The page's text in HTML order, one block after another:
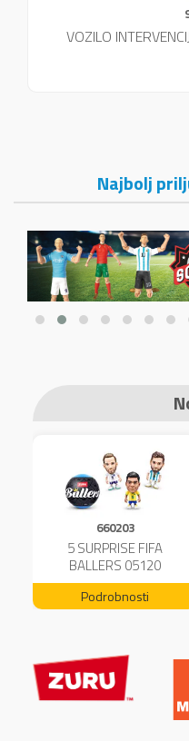
VOZILO
Najbolj
660203
5 SURPRISE FIFA
BALLERS 05120
Podrobnosti